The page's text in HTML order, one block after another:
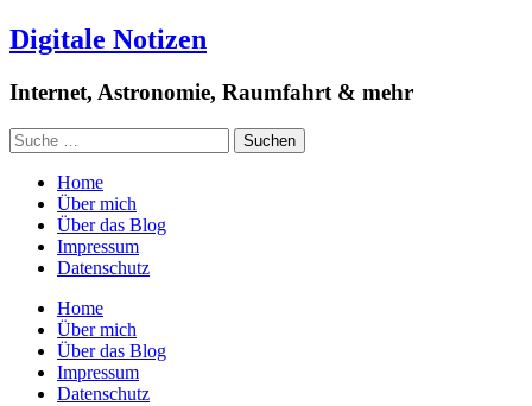
Digitale Notizen
Internet, Astronomie, Raumfahrt & mehr
Home
Über mich
Über das Blog
Impressum
Datenschutz
Home
Über mich
Über das Blog
Impressum
Datenschutz